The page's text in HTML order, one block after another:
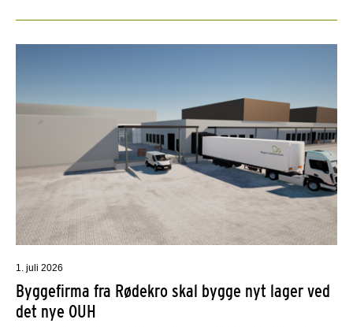
1. juli 2026
Byggefirma fra Rødekro skal bygge nyt lager ved
det nye OUH